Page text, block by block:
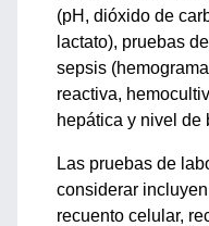
(pH, dióxido de
lactato), pruebas
sepsis
reactiva,
hepática y nivel de
Las pruebas de
considerar
recuento celular,